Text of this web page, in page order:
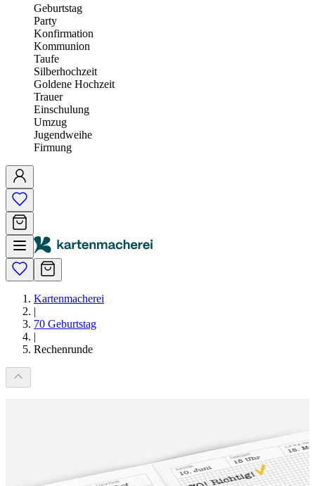
Geburtstag
Party
Konfirmation
Kommunion
Taufe
Silberhochzeit
Goldene Hochzeit
Trauer
Einschulung
Umzug
Jugendweihe
Firmung
Kartenmacherei
|
70 Geburtstag
|
Rechenrunde